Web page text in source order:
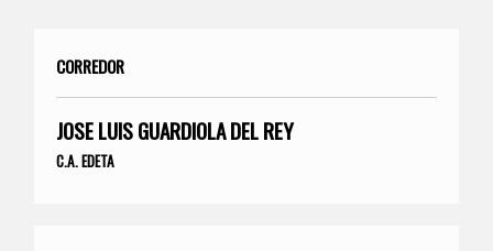
CORREDOR
JOSE LUIS GUARDIOLA DEL REY
C.A. EDETA